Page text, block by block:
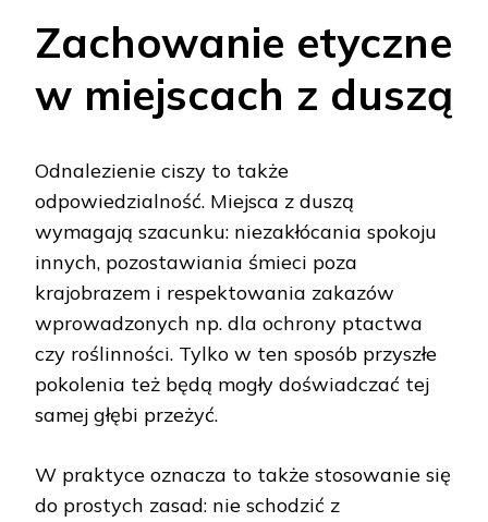
Zachowanie etyczne
w miejscach z duszą
Odnalezienie ciszy to także
odpowiedzialność. Miejsca z duszą
wymagają szacunku: niezakłócania spokoju
innych, pozostawiania śmieci poza
krajobrazem i respektowania zakazów
wprowadzonych np. dla ochrony ptactwa
czy roślinności. Tylko w ten sposób przyszłe
pokolenia też będą mogły doświadczać tej
samej głębi przeżyć.
W praktyce oznacza to także stosowanie się
do prostych zasad: nie schodzić z